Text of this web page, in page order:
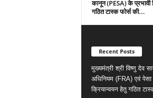
कानून (PESA) के प्रभावी
गठित टास्क फोर्स की...
Recent Posts
मुख्यमंत्री श्री विष्णु देव
अधिनियम (FRA) एवं
क्रियान्वयन हेतु गठित